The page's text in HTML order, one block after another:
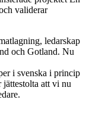
validerar
ledarskap
och Gotland. Nu
i svenska i princip
att vi nu